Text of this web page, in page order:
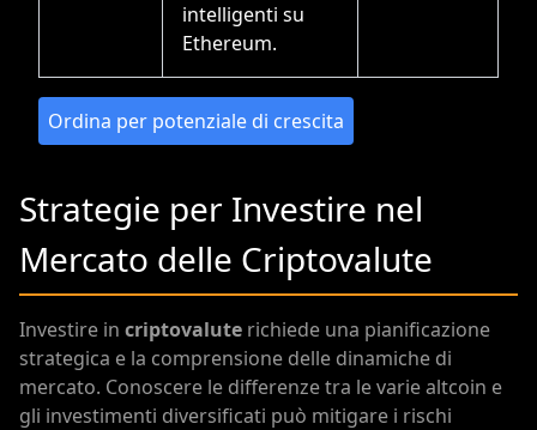
intelligenti su
Ethereum.
Ordina per potenziale di crescita
Strategie per Investire nel
Mercato delle Criptovalute
Investire in criptovalute richiede una pianificazione
strategica e la comprensione delle dinamiche di
mercato. Conoscere le differenze tra le varie altcoin e
gli investimenti diversificati può mitigare i rischi